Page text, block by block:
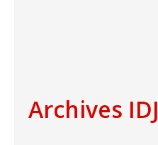
Archives IDJ